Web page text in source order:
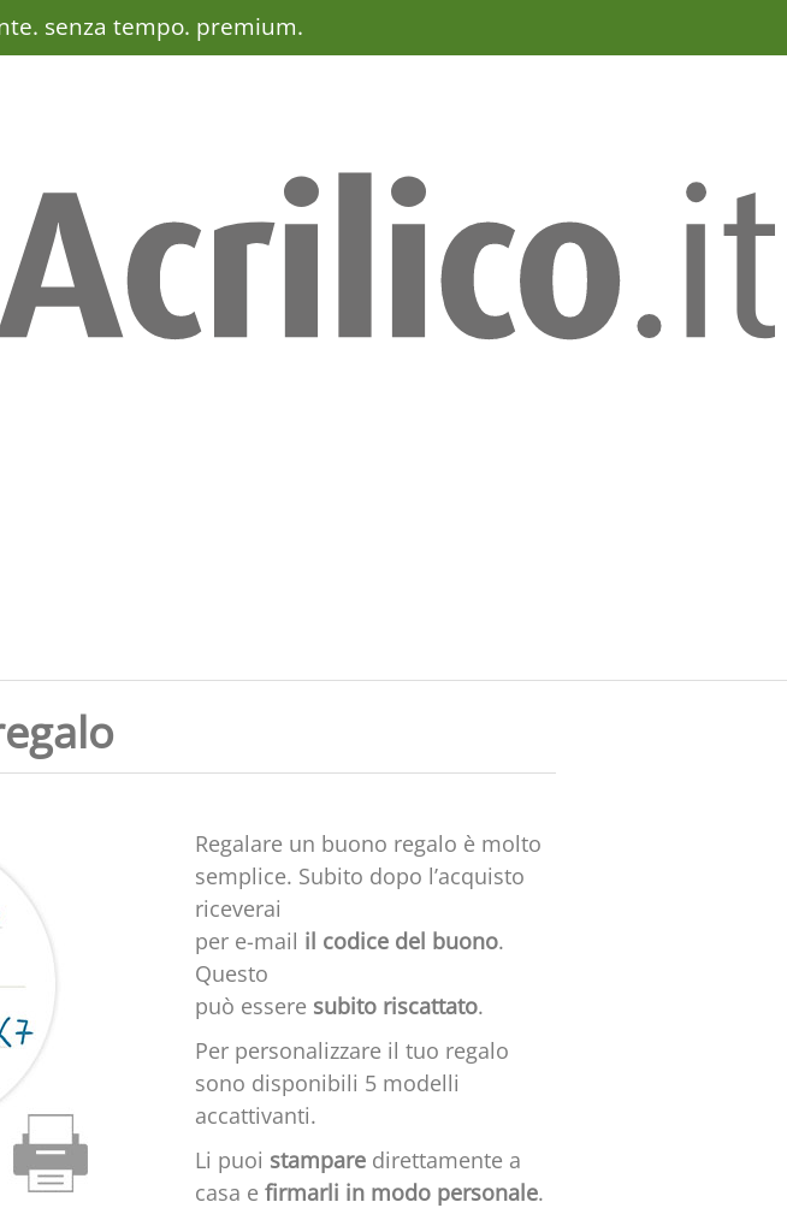
senza tempo. premium.
Regalare un buono regalo è molto
semplice. Subito dopo l’acquisto
riceverai
per e-mail il codice del buono.
Questo
può essere subito riscattato.
Per personalizzare il tuo regalo
sono disponibili 5 modelli
accattivanti.
Li puoi stampare direttamente a
casa e firmarli in modo personale.